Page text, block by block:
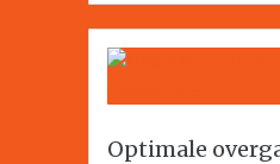
Optimale